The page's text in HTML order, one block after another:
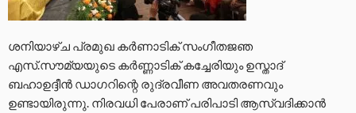
ശനിയാഴ്ച പ്രമുഖ കര്‍ണാടിക് സംഗീതജഞ
എസ്.സൗമ്യയുടെ കർണ്ണാടിക് കച്ചേരിയും ഉസ്താദ്
ബഹാഉദ്ദീൻ ഡാഗറിന്റെ രുദ്രവീണ അവതരണവും
ഉണ്ടായിരുന്നു. നിരവധി പേരാണ് പരിപാടി ആസ്വദിക്കാൻ